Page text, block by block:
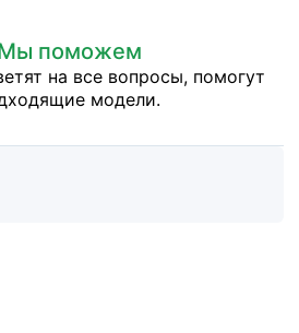
Мы поможем
на все вопросы, помогут
модели.